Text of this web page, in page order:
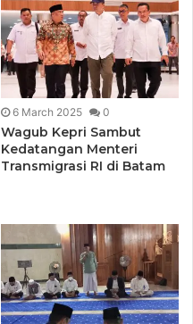
6 March 2025 0
Wagub Kepri Sambut
Kedatangan Menteri
Transmigrasi RI di Batam